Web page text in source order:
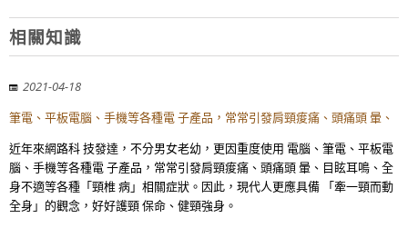
相關知識
2021-04-18
筆電、平板電腦、手機等各種電 子產品，常常引發肩頸痠痛、頭痛頭 暈、
近年來網路科 技發達，不分男女老幼，更因重度使用 電腦、筆電、平板電
腦、手機等各種電 子產品，常常引發肩頸痠痛、頭痛頭 暈、目眩耳鳴、全
身不適等各種「頸椎 病」相關症狀。因此，現代人更應具備 「牽一頸而動
全身」的觀念，好好護頸 保命、健頸強身。